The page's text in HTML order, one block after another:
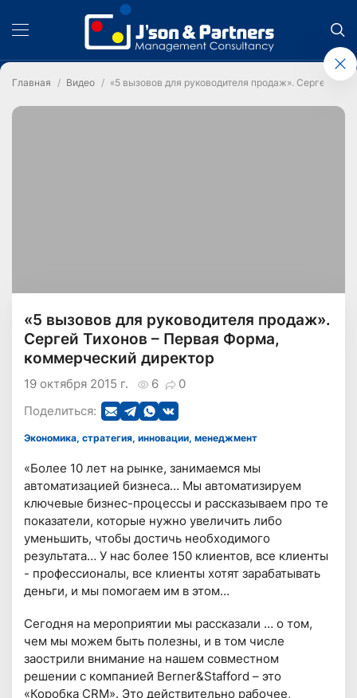
Главная Видео «5 вызовов для руководителя продаж». Сергей
«5 вызовов для руководителя продаж».
Сергей Тихонов – Первая Форма,
коммерческий директор
6 0
19 октября 2015 г.
Поделиться:
Экономика, стратегия, инновации, менеджмент
«Более 10 лет на рынке, занимаемся мы
автоматизацией бизнеса… Мы автоматизируем
ключевые бизнес-процессы и рассказываем про те
показатели, которые нужно увеличить либо
уменьшить, чтобы достичь необходимого
результата… У нас более 150 клиентов, все клиенты
- профессионалы, все клиенты хотят зарабатывать
деньги, и мы помогаем им в этом…
Сегодня на мероприятии мы рассказали … о том,
чем мы можем быть полезны, и в том числе
заострили внимание на нашем совместном
решении с компанией Berner&Stafford – это
«Коробка CRM». Это действительно рабочее,